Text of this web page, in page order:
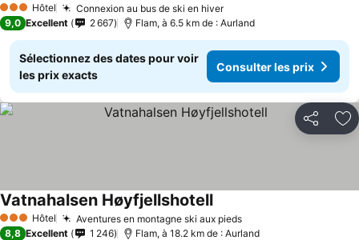
3 ÉtoilesHôtel Connexion au bus de ski en hiver
9,0 Excellent 2 667 Flam, à 6.5 km de : Aurland
Sélectionnez des dates pour voir
les prix exacts
Consulter les prix
Partager
3 ÉtoilesHôtel Aventures en montagne ski aux pieds
Vatnahalsen Høyfjellshotell
8,8 Excellent 1 246 Flam, à 18.2 km de : Aurland